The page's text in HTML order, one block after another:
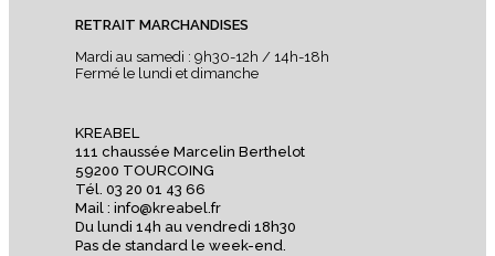
RETRAIT MARCHANDISES
Mardi au samedi : 9h30-12h / 14h-18h
Fermé le lundi et dimanche
KREABEL
111 chaussée Marcelin Berthelot
59200 TOURCOING
Tél. 03 20 01 43 66
Mail : info@kreabel.fr
Du lundi 14h au vendredi 18h30
Pas de standard le week-end.